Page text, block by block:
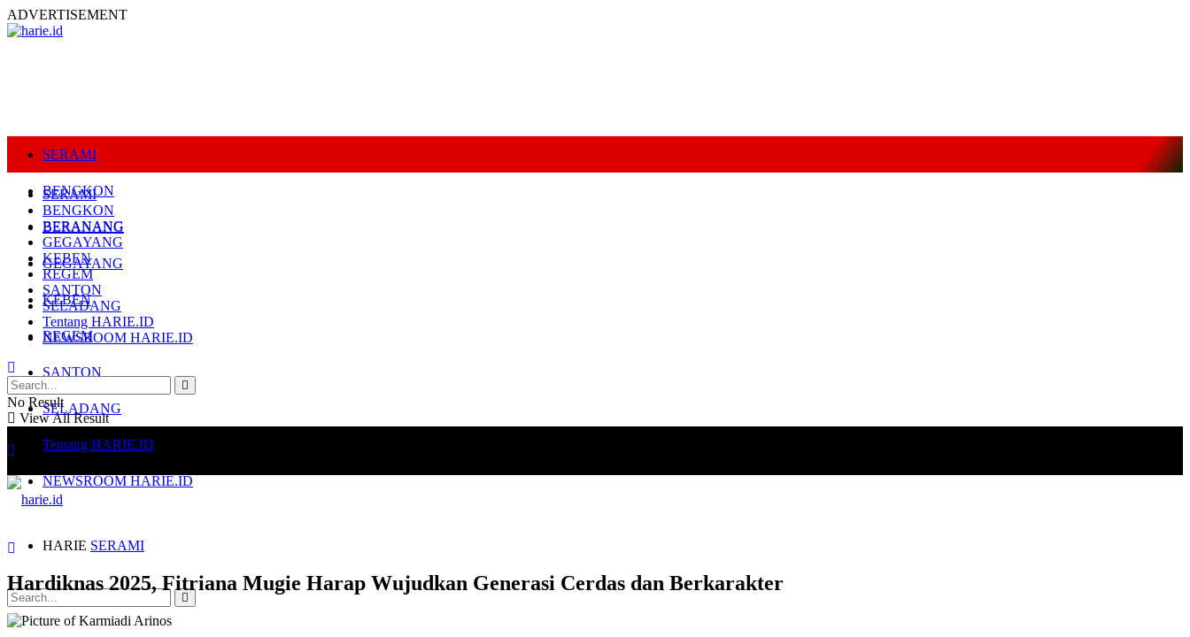
ADVERTISEMENT
SERAMI
BENGKON
BERANANG
GEGAYANG
KEBEN
REGEM
SANTON
SELADANG
Tentang HARIE.ID
NEWSROOM HARIE.ID
SERAMI
BENGKON
BERANANG
GEGAYANG
KEBEN
REGEM
SANTON
SELADANG
Tentang HARIE.ID
NEWSROOM HARIE.ID
No Result
View All Result
HARIE SERAMI
Hardiknas 2025, Fitriana Mugie Harap Wujudkan Generasi Cerdas dan Berkarakter